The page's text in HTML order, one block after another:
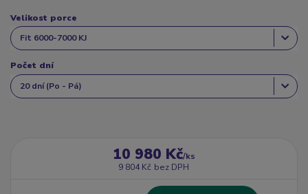
Velikost porce
Počet dní
10 980 Kč/ks
9 804 Kč bez DPH